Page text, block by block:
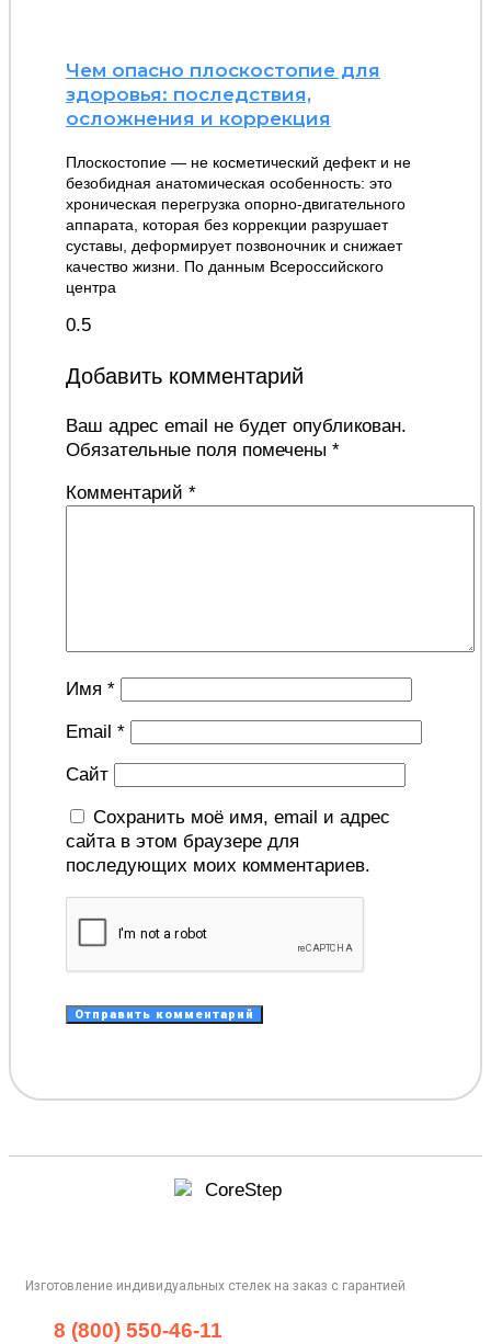
Чем опасно плоскостопие для
здоровья: последствия,
осложнения и коррекция
Плоскостопие — не косметический дефект и не
безобидная анатомическая особенность: это
хроническая перегрузка опорно-двигательного
аппарата, которая без коррекции разрушает
суставы, деформирует позвоночник и снижает
качество жизни. По данным Всероссийского
центра
Добавить комментарий
Ваш адрес email не будет опубликован.
Обязательные поля помечены *
Комментарий *
Имя *
Email *
Сайт
Сохранить моё имя, email и адрес
сайта в этом браузере для
последующих моих комментариев.
Изготовление индивидуальных стелек на заказ с гарантией
8 (800) 550-46-11